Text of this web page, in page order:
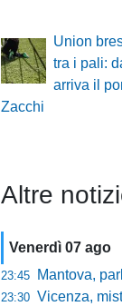
Union
tra i pali:
arriva il
Zacchi
Altre
Venerdì 07 ago
23:45 Mantova, parla mister
23:30 Vicenza, mister Gallo